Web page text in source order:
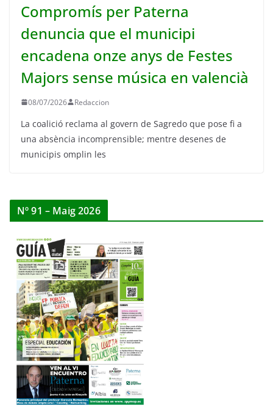
Compromís per Paterna
denuncia que el municipi
encadena onze anys de Festes
Majors sense música en valencià
08/07/2026 Redaccion
La coalició reclama al govern de Sagredo que pose fi a
una absència incomprensible; mentre desenes de
municipis omplin les
Nº 91 – Maig 2026